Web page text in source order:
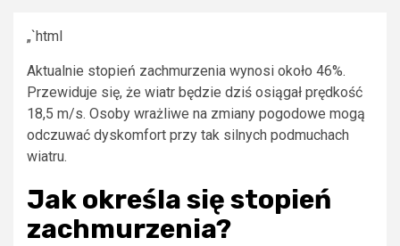
„`html
Aktualnie stopień zachmurzenia wynosi około 46%.
Przewiduje się, że wiatr będzie dziś osiągał prędkość
18,5 m/s. Osoby wrażliwe na zmiany pogodowe mogą
odczuwać dyskomfort przy tak silnych podmuchach
wiatru.
Jak określa się stopień
zachmurzenia?